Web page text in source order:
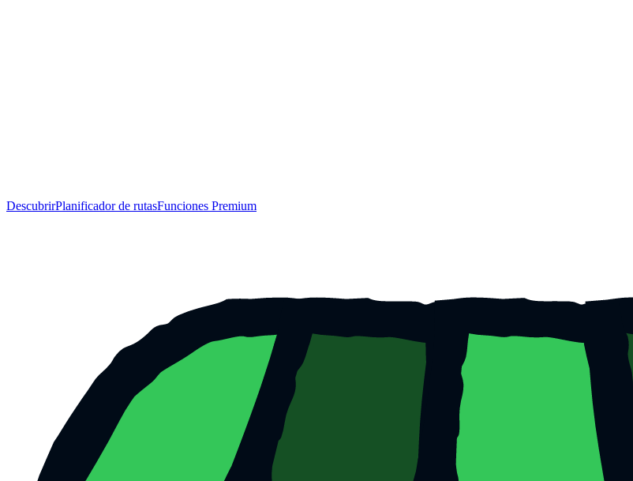
DescubrirPlanificador de rutasFunciones Premium